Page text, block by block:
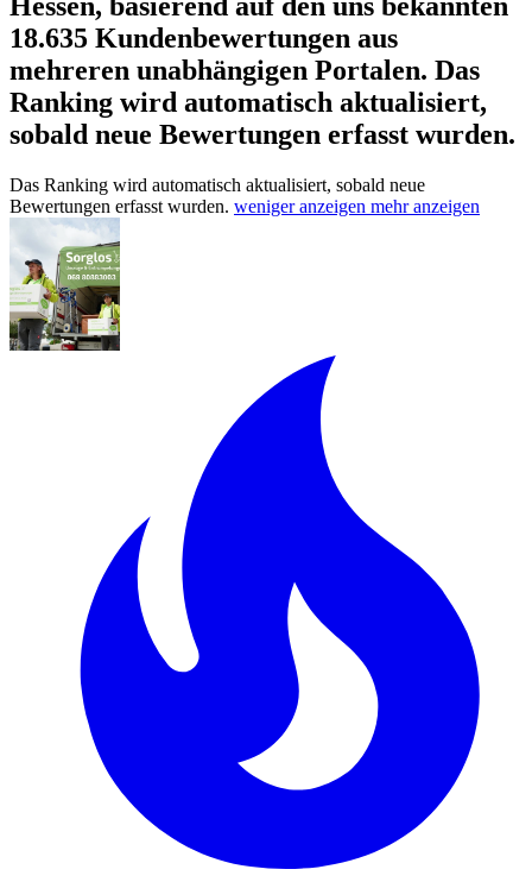
18.635 Kundenbewertungen aus
mehreren unabhängigen Portalen. Das
Ranking wird automatisch aktualisiert,
sobald neue Bewertungen erfasst wurden.
Das Ranking wird automatisch aktualisiert, sobald neue
Bewertungen erfasst wurden. weniger anzeigen mehr anzeigen